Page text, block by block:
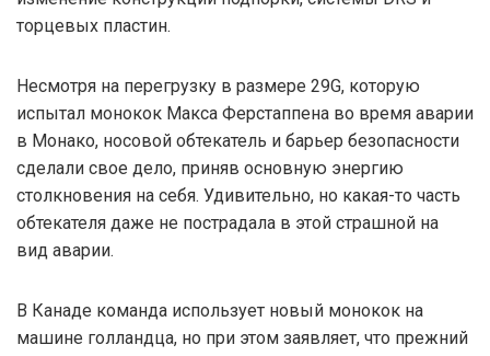
торцевых пластин.
Несмотря на перегрузку в размере 29G, которую
испытал монокок Макса Ферстаппена во время аварии
в Монако, носовой обтекатель и барьер безопасности
сделали свое дело, приняв основную энергию
столкновения на себя. Удивительно, но какая-то часть
обтекателя даже не пострадала в этой страшной на
вид аварии.
В Канаде команда использует новый монокок на
машине голландца, но при этом заявляет, что прежний